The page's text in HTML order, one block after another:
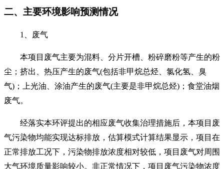
二、主要环境影响预测情况
1 、废气
本项目废气主要为混料、分片开槽、粉碎磨粉等产生的粉
尘；挤出、热压产生的废气(包括非甲烷总烃、氯化氢、臭
气) ；上光油、涂油产生的废气(主要是非甲烷总烃) ；食堂油烟
废气。
经落实本环评提出的相应废气收集治理措施后，本项目废
气污染物均能实现达标排放，估算模式计算结果显示，项目在
正常排放工况下，污染物排放浓度相对较低，项目废气对周围
大气环境质量影响较小。非正常情况下，项目废气污染物浓度